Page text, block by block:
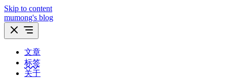
Skip to content
mumong's blog
文章
标签
关于